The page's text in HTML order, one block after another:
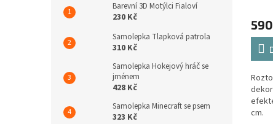
Barevní 3D Motýlci Fialoví
230 Kč
Samolepka Tlapková patrola
310 Kč
Samolepka Hokejový hráč se
jménem
428 Kč
Samolepka Minecraft se psem
323 Kč
cm.